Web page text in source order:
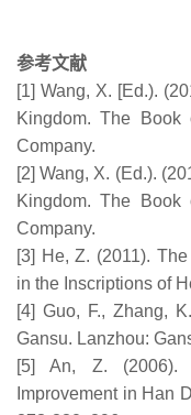
参考文献
[1] Wang, X. [Ed.).
Kingdom. The Book
Company.
[2] Wang, X. (Ed.).
Kingdom. The Book
Company.
[3] He, Z. (2011).
in the Inscriptions of
[4] Guo, F., Zhang,
Gansu. Lanzhou:
[5] An, Z. (2006).
Improvement in Han